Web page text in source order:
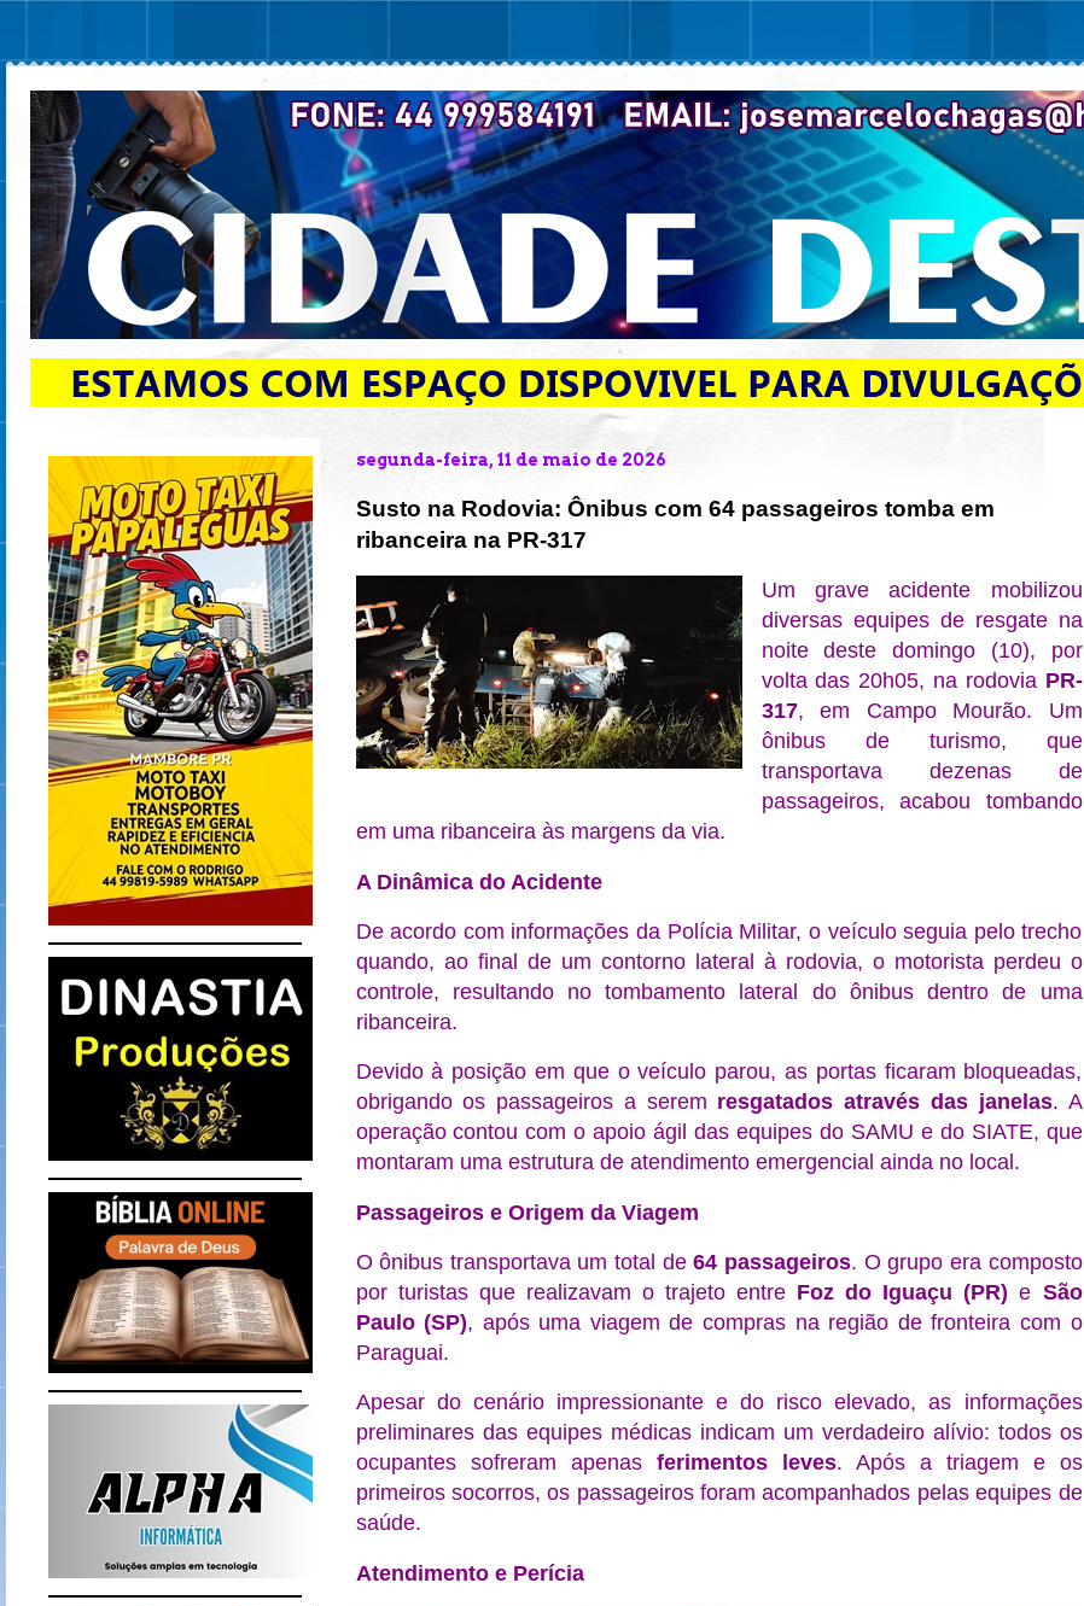
segunda-feira, 11 de maio de 2026
Susto na Rodovia: Ônibus com 64 passageiros tomba em
ribanceira na PR-317
Um grave acidente mobilizou
diversas equipes de resgate na
noite deste domingo (10), por
volta das 20h05, na rodovia PR-
317, em Campo Mourão. Um
ônibus de turismo, que
transportava dezenas de
passageiros, acabou tombando
em uma ribanceira às margens da via.
A Dinâmica do Acidente
De acordo com informações da Polícia Militar, o veículo seguia pelo trecho
quando, ao final de um contorno lateral à rodovia, o motorista perdeu o
controle, resultando no tombamento lateral do ônibus dentro de uma
ribanceira.
Devido à posição em que o veículo parou, as portas ficaram bloqueadas,
obrigando os passageiros a serem resgatados através das janelas. A
operação contou com o apoio ágil das equipes do SAMU e do SIATE, que
montaram uma estrutura de atendimento emergencial ainda no local.
Passageiros e Origem da Viagem
O ônibus transportava um total de64 passageiros. O grupo era composto
por turistas que realizavam o trajeto entre Foz do Iguaçu (PR) e São
Paulo (SP), após uma viagem de compras na região de fronteira com o
Paraguai.
Apesar do cenário impressionante e do risco elevado, as informações
preliminares das equipes médicas indicam um verdadeiro alívio: todos os
ocupantes sofreram apenas ferimentos leves. Após a triagem e os
primeiros socorros, os passageiros foram acompanhados pelas equipes de
saúde.
Atendimento e Perícia